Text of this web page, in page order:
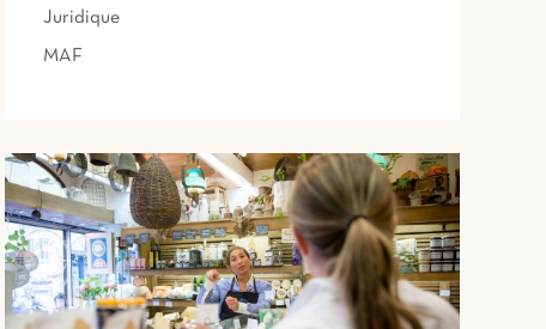
Juridique
MAF